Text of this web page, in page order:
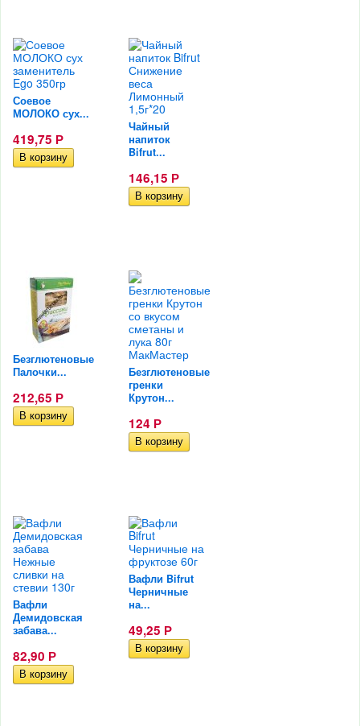
Соевое
МОЛОКО сух...
419,75 Р
Чайный
напиток
Bifrut...
146,15 Р
Безглютеновые
Палочки...
212,65 Р
Безглютеновые
гренки
Крутон...
124 Р
Вафли
Демидовская
забава...
82,90 Р
Вафли Bifrut
Черничные
на...
49,25 Р